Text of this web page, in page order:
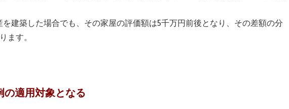
建築した場合でも、その家屋の評価額は5千万円前後となり、その差額の分
ます。
の適用対象となる